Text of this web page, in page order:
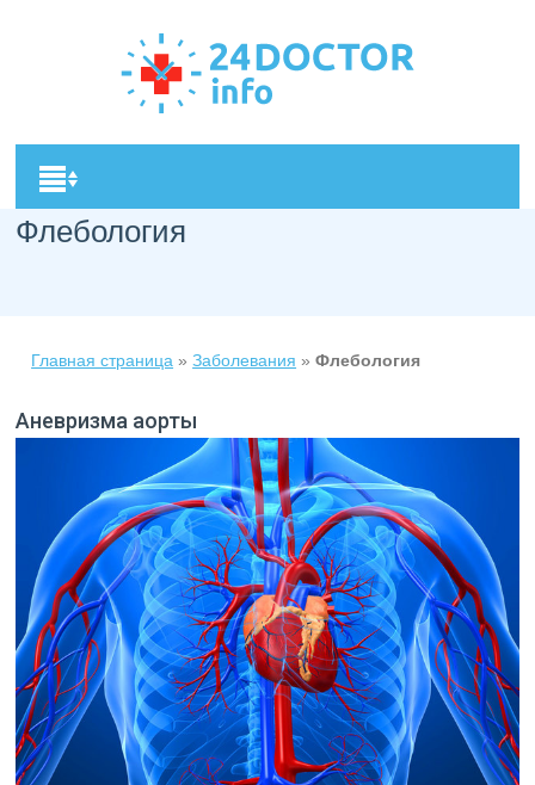
Флебология
Главная страница »Заболевания »Флебология
Аневризма аорты